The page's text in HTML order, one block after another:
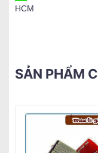
HCM
SẢN PHẨM